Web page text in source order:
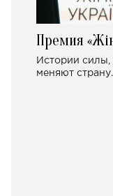
Премия
Истории силы,
меняют страну.